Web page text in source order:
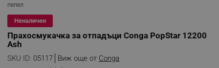
пепел
Неналичен
Прахосмукачка за отпадъци Conga PopStar 12200
Ash
SKU ID: 05117 Виж още от Conga